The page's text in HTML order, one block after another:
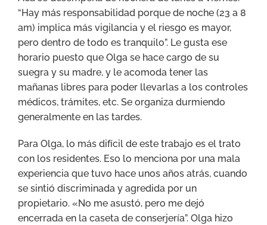
“Hay más responsabilidad porque de noche (23 a 8
am) implica más vigilancia y el riesgo es mayor,
pero dentro de todo es tranquilo”. Le gusta ese
horario puesto que Olga se hace cargo de su
suegra y su madre, y le acomoda tener las
mañanas libres para poder llevarlas a los controles
médicos, trámites, etc. Se organiza durmiendo
generalmente en las tardes.
Para Olga, lo más difícil de este trabajo es el trato
con los residentes. Eso lo menciona por una mala
experiencia que tuvo hace unos años atrás, cuando
se sintió discriminada y agredida por un
propietario. «No me asustó, pero me dejó
encerrada en la caseta de conserjería”. Olga hizo